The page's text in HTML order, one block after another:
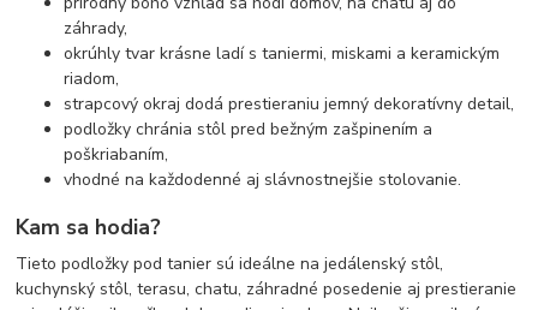
záhrady,
okrúhly tvar krásne ladí s taniermi, miskami a keramickým
riadom,
strapcový okraj dodá prestieraniu jemný dekoratívny detail,
podložky chránia stôl pred bežným zašpinením a
poškriabaním,
vhodné na každodenné aj slávnostnejšie stolovanie.
Kam sa hodia?
Tieto podložky pod tanier sú ideálne na jedálenský stôl,
kuchynský stôl, terasu, chatu, záhradné posedenie aj prestieranie